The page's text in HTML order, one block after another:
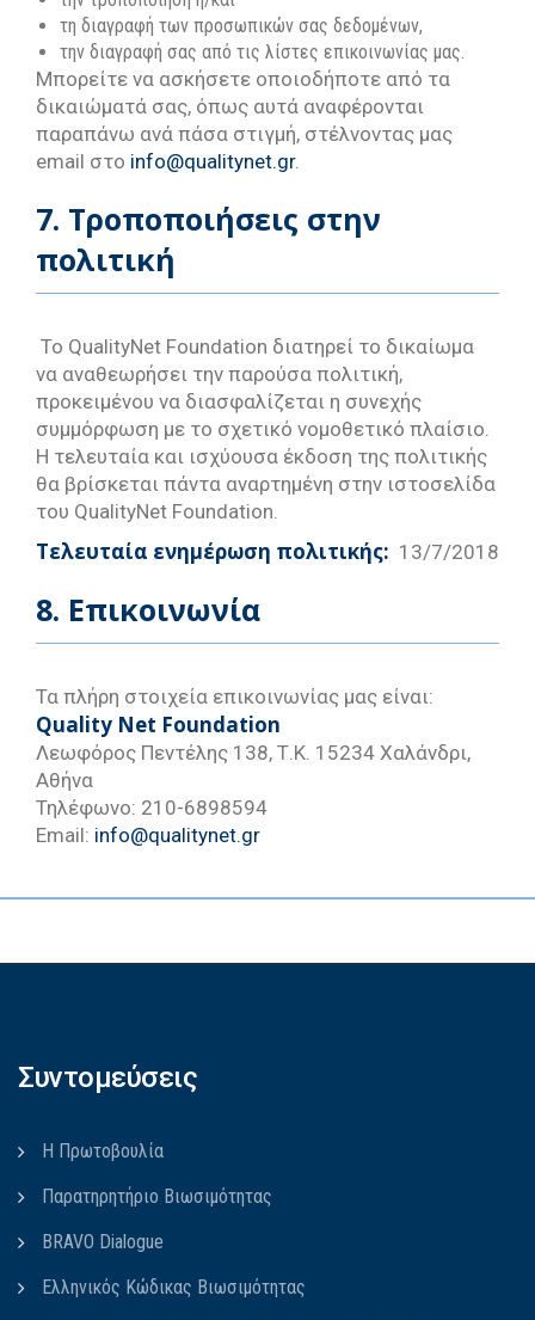
τη διαγραφή των προσωπικών σας δεδομένων,
την διαγραφή σας από τις λίστες επικοινωνίας μας.
Μπορείτε να ασκήσετε οποιοδήποτε από τα
δικαιώματά σας, όπως αυτά αναφέρονται
παραπάνω ανά πάσα στιγμή, στέλνοντας μας
email στο info@qualitynet.gr.
7. Τροποποιήσεις στην
πολιτική
Το QualityNet Foundation διατηρεί το δικαίωμα
να αναθεωρήσει την παρούσα πολιτική,
προκειμένου να διασφαλίζεται η συνεχής
συμμόρφωση με το σχετικό νομοθετικό πλαίσιο.
Η τελευταία και ισχύουσα έκδοση της πολιτικής
θα βρίσκεται πάντα αναρτημένη στην ιστοσελίδα
του QualityNet Foundation.
Τελευταία ενημέρωση πολιτικής: 13/7/2018
8. Επικοινωνία
Τα πλήρη στοιχεία επικοινωνίας μας είναι:
Quality Net Foundation
Λεωφόρος Πεντέλης 138, Τ.Κ. 15234 Χαλάνδρι,
Αθήνα
Τηλέφωνο: 210-6898594
Email: info@qualitynet.gr
Συντομεύσεις
Η Πρωτοβουλία
Παρατηρητήριο Βιωσιμότητας
BRAVO Dialogue
Ελληνικός Κώδικας Βιωσιμότητας